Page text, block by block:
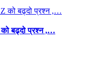
को बढ्दो प्रश्न ,…